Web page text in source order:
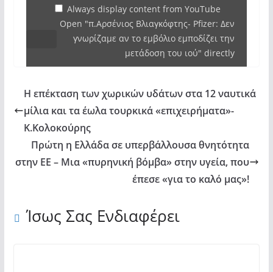
αν
το
εμβόλιο
εμποδίζει
μετάδοση
του
from
YouTube
Always display content from YouTube
Open "π.Αρσένιος Βλιαγκόφτης- Pfizer: Δεν
γνωρίζαμε αν το εμβόλιο εμποδίζει την
μετάδοση του ιού" directly
Η επέκταση των χωρικών υδάτων στα 12 ναυτικά
μίλια και τα έωλα τουρκικά «επιχειρήματα»-
Κ.Κολοκούρης
Πρώτη η Ελλάδα σε υπερβάλλουσα θνητότητα
στην ΕΕ – Μια «πυρηνική βόμβα» στην υγεία, που
έπεσε «για το καλό μας»!
Ίσως Σας Ενδιαφέρει